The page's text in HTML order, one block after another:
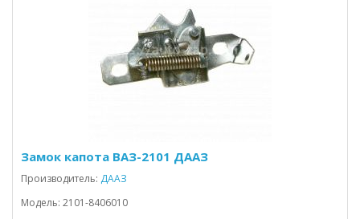
Замок капота ВАЗ-2101 ДААЗ
Производитель: ДААЗ
Модель: 2101-8406010